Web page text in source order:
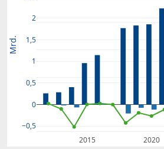
2015 2020
−0,5
0
0,5
1
1,5
2
Mrd.